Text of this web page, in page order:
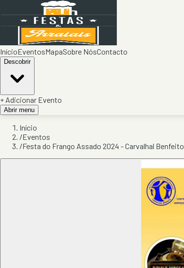
InícioEventosMapaSobre NósContacto
Descobrir
+ Adicionar Evento
Abrir menu
Início
/Eventos
/Festa do Frango Assado 2024 - Carvalhal Benfeito